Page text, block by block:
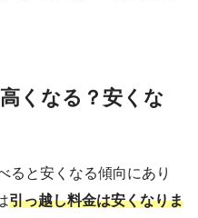
くなる？安くな
ると安くなる傾向にあり
引っ越し料金は安くなりま